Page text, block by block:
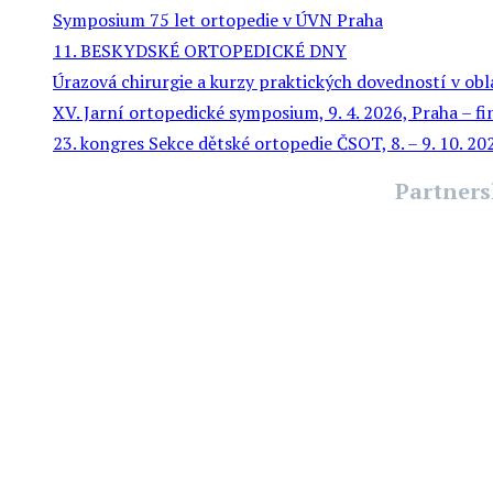
Symposium 75 let ortopedie v ÚVN Praha
11. BESKYDSKÉ ORTOPEDICKÉ DNY
Úrazová chirurgie a kurzy praktických dovedností v
XV. Jarní ortopedické symposium, 9. 4. 2026, Praha –
23. kongres Sekce dětské ortopedie ČSOT, 8. – 9. 10.